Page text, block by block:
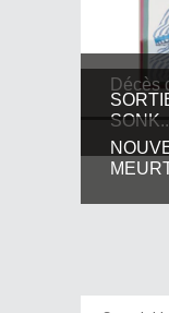
Décès